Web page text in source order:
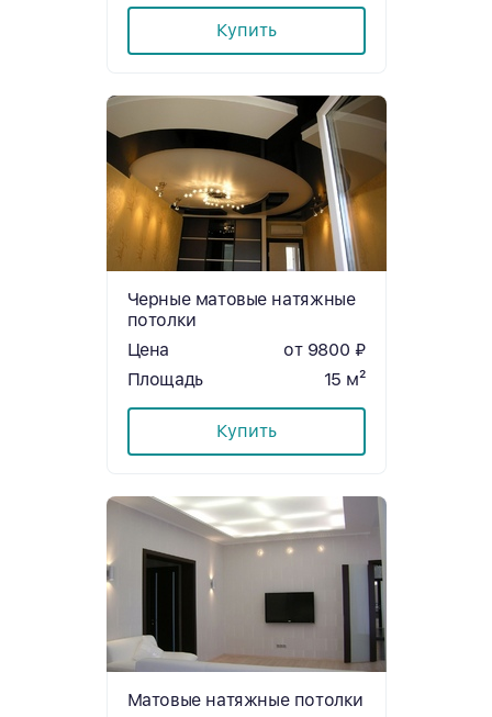
Купить
Черные матовые натяжные
потолки
Цена
от 9800 ₽
Площадь
15 м²
Купить
Матовые натяжные потолки